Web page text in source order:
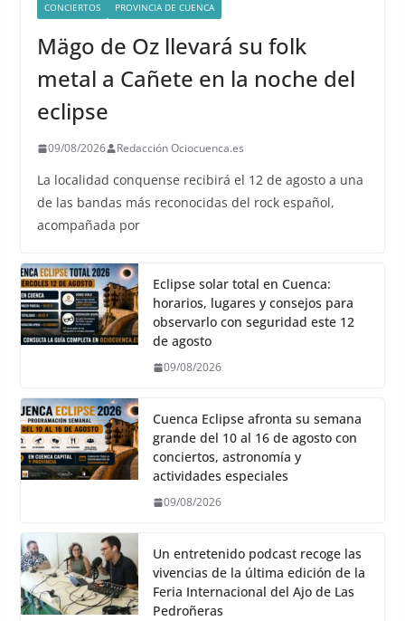
CONCIERTOS PROVINCIA DE CUENCA
Mägo de Oz llevará su folk
metal a Cañete en la noche del
eclipse
09/08/2026 Redacción Ociocuenca.es
La localidad conquense recibirá el 12 de agosto a una
de las bandas más reconocidas del rock español,
acompañada por
Eclipse solar total en Cuenca:
horarios, lugares y consejos para
observarlo con seguridad este 12
de agosto
09/08/2026
Cuenca Eclipse afronta su semana
grande del 10 al 16 de agosto con
conciertos, astronomía y
actividades especiales
09/08/2026
Un entretenido podcast recoge las
vivencias de la última edición de la
Feria Internacional del Ajo de Las
Pedroñeras